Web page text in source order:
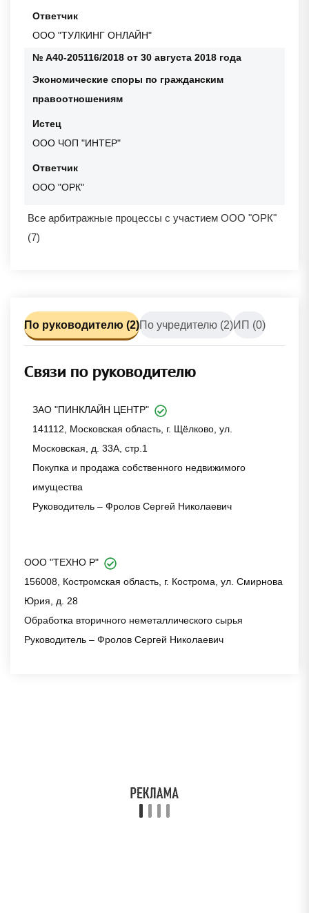
Ответчик
ООО "ТУЛКИНГ ОНЛАЙН"
№ А40-205116/2018 от 30 августа 2018 года
Экономические споры по гражданским
правоотношениям
Истец
ООО ЧОП "ИНТЕР"
Ответчик
ООО "ОРК"
Все арбитражные процессы с участием ООО "ОРК"
(7)
По руководителю (2)По учредителю (2)ИП (0)
Связи по руководителю
ЗАО "ПИНКЛАЙН ЦЕНТР"
141112, Московская область, г. Щёлково, ул.
Московская, д. 33А, стр.1
Покупка и продажа собственного недвижимого
имущества
Руководитель – Фролов Сергей Николаевич
ООО "ТЕХНО Р"
156008, Костромская область, г. Кострома, ул. Смирнова
Юрия, д. 28
Обработка вторичного неметаллического сырья
Руководитель – Фролов Сергей Николаевич